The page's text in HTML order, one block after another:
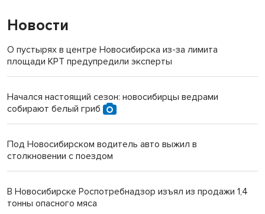
Новости
О пустырях в центре Новосибирска из-за лимита
площади КРТ предупредили эксперты
Начался настоящий сезон: новосибирцы ведрами
собирают белый гриб
Под Новосибирском водитель авто выжил в
столкновении с поездом
В Новосибирске Роспотребнадзор изъял из продажи 1,4
тонны опасного мяса